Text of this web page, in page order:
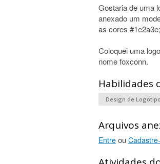
Gostaria de uma
anexado um
as cores
Coloquei uma
nome foxconn.
Habilidades
Design de Logotipo
Arquivos
Entre ou